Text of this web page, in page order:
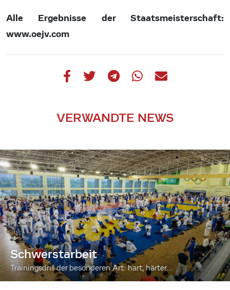
Alle Ergebnisse der Staatsmeisterschaft:
www.oejv.com
VERWANDTE NEWS
Schwerstarbeit
Trainingsdrill der besonderen Art: hart, härter...